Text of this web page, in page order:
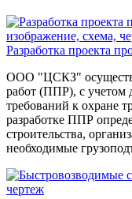
Разработка проекта
ООО "ЦСКЗ"
работ (ППР), с учетом
требований к охране
разработке ППР
строительства,
необходимые